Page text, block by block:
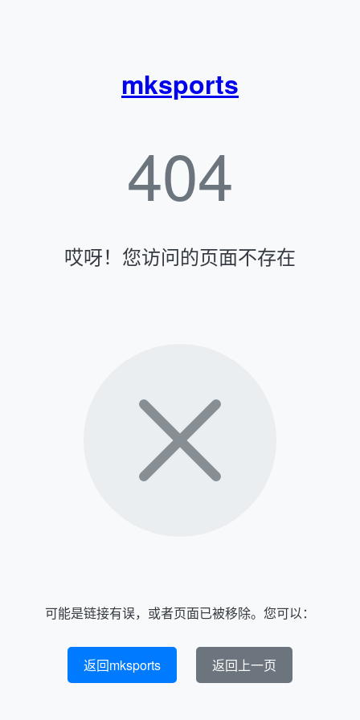
mksports
404
哎呀！您访问的页面不存在
可能是链接有误，或者页面已被移除。您可以：
返回mksports 返回上一页